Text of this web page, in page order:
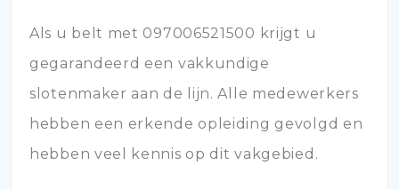
Als u belt met 097006521500 krijgt u
gegarandeerd een vakkundige
slotenmaker aan de lijn. Alle medewerkers
hebben een erkende opleiding gevolgd en
hebben veel kennis op dit vakgebied.